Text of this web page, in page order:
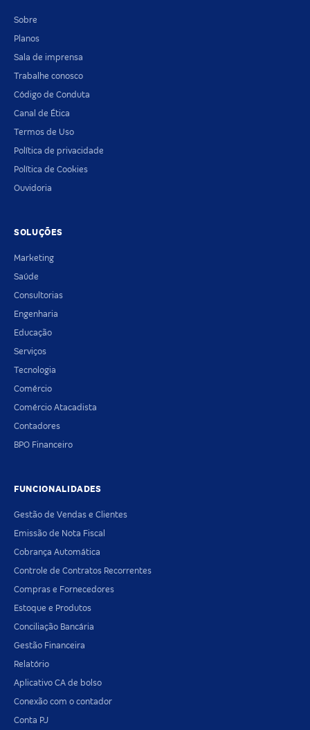
Sobre
Planos
Sala de imprensa
Trabalhe conosco
Código de Conduta
Canal de Ética
Termos de Uso
Política de privacidade
Política de Cookies
Ouvidoria
SOLUÇÕES
Marketing
Saúde
Consultorias
Engenharia
Educação
Serviços
Tecnologia
Comércio
Comércio Atacadista
Contadores
BPO Financeiro
FUNCIONALIDADES
Gestão de Vendas e Clientes
Emissão de Nota Fiscal
Cobrança Automática
Controle de Contratos Recorrentes
Compras e Fornecedores
Estoque e Produtos
Conciliação Bancária
Gestão Financeira
Relatório
Aplicativo CA de bolso
Conexão com o contador
Conta PJ